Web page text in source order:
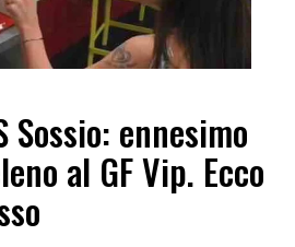
Sossio: ennesimo
al GF Vip. Ecco